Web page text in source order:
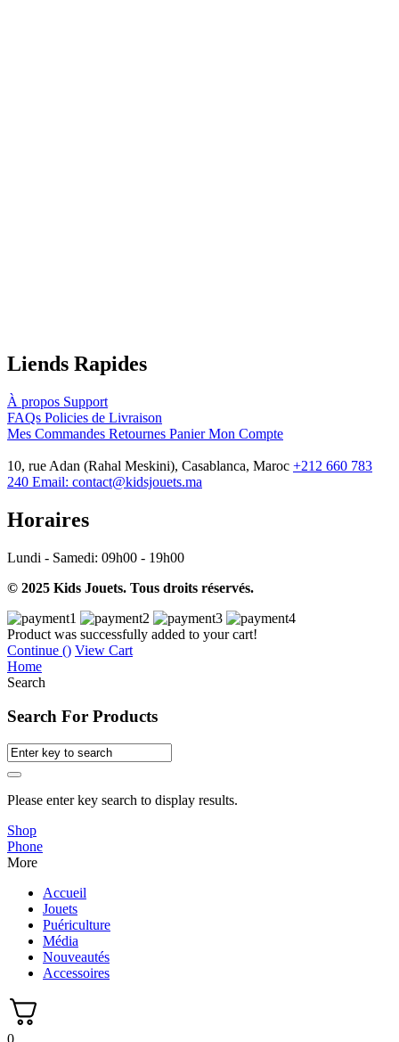
Liends Rapides
À propos Support
FAQs Policies de Livraison
Mes Commandes Retournes Panier Mon Compte
10, rue Adan (Rahal Meskini), Casablanca, Maroc +212 660 783
240 Email: contact@kidsjouets.ma
Horaires
Lundi - Samedi: 09h00 - 19h00
© 2025 Kids Jouets. Tous droits réservés.
Product was successfully added to your cart!
Continue () View Cart
Home
Search
Search For Products
Please enter key search to display results.
Shop
Phone
More
Accueil
Jouets
Puériculture
Média
Nouveautés
Accessoires